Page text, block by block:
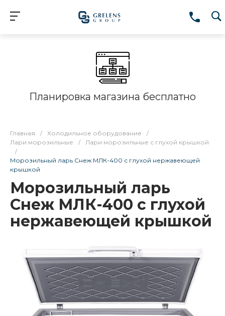
Планировка магазина бесплатно
Главная / Холодильное оборудование
/
Лари морозильные
/
Лари морозильные с глухой крышкой
/
Морозильный ларь Снеж МЛК-400 с глухой нержавеющей
крышкой
Морозильный ларь
Снеж МЛК-400 с глухой
нержавеющей крышкой